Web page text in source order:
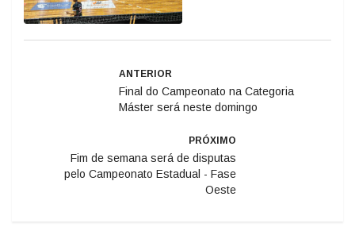
ANTERIOR
Final do Campeonato na Categoria
Máster será neste domingo
PRÓXIMO
Fim de semana será de disputas
pelo Campeonato Estadual - Fase
Oeste